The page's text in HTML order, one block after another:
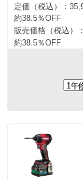
定価（税込）：
約38.5％OFF
販売価格（税込）：
約38.5％OFF